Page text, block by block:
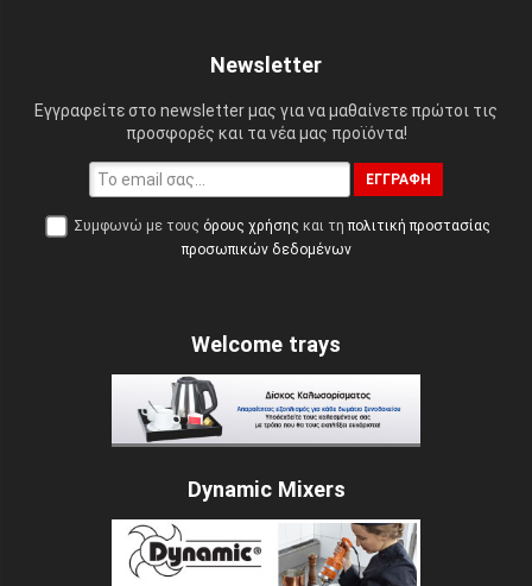
Newsletter
Εγγραφείτε στο newsletter μας για να μαθαίνετε πρώτοι τις
προσφορές και τα νέα μας προϊόντα!
ΕΓΓΡΑΦΉ
Συμφωνώ με τους όρους χρήσης και τη πολιτική προστασίας
προσωπικών δεδομένων
Welcome trays
Dynamic Mixers